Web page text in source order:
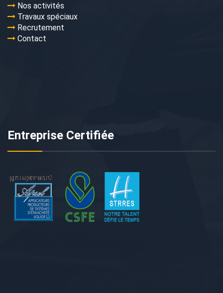
Nos activités
Travaux spéciaux
Recrutement
Contact
Entreprise Certifiée